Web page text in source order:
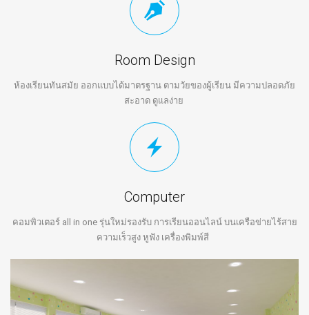
Room Design
ห้องเรียนทันสมัย ออกแบบได้มาตรฐาน ตามวัยของผู้เรียน มีความปลอดภัย
สะอาด ดูแลง่าย
Computer
คอมพิวเตอร์ all in one รุ่นใหม่รองรับ การเรียนออนไลน์ บนเครือข่ายไร้สาย
ความเร็วสูง หูฟัง เครื่องพิมพ์สี